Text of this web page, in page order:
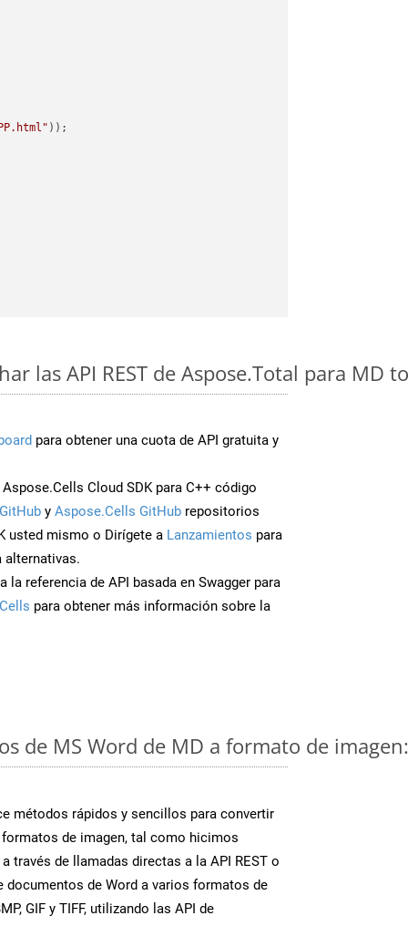
las API REST de Aspose.Total para MD
para obtener una cuota de API gratuita y
Cloud SDK para C++ código
y Aspose.Cells GitHub repositorios
usted mismo o Dirígete a Lanzamientos para
alternativas.
la referencia de API basada en Swagger para
para obtener más información sobre la
de MS Word de MD a formato de
métodos rápidos y sencillos para convertir
de imagen, tal como hicimos
través de llamadas directas a la API REST o
documentos de Word a varios formatos de
GIF y TIFF, utilizando las API de